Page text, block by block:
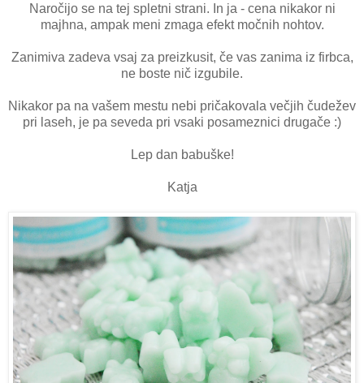
Naročijo se na tej spletni strani. In ja - cena nikakor ni
majhna, ampak meni zmaga efekt močnih nohtov.
Zanimiva zadeva vsaj za preizkusit, če vas zanima iz firbca,
ne boste nič izgubile.
Nikakor pa na vašem mestu nebi pričakovala večjih čudežev
pri laseh, je pa seveda pri vsaki posameznici drugače :)
Lep dan babuške!
Katja